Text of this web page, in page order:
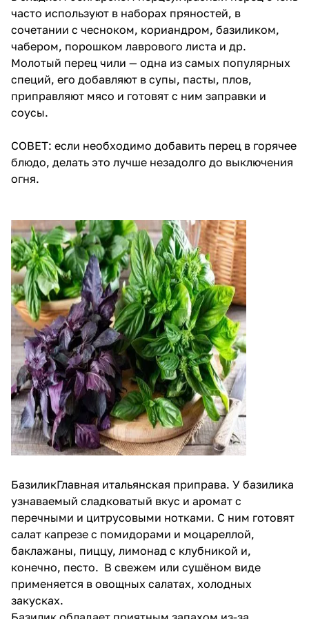
часто используют в наборах пряностей, в
сочетании с чесноком, кориандром, базиликом,
чабером, порошком лаврового листа и др.
Молотый перец чили — одна из самых популярных
специй, его добавляют в супы, пасты, плов,
приправляют мясо и готовят с ним заправки и
соусы.
СОВЕТ: если необходимо добавить перец в горячее
блюдо, делать это лучше незадолго до выключения
огня.
БазиликГлавная итальянская приправа. У базилика
узнаваемый сладковатый вкус и аромат с
перечными и цитрусовыми нотками. С ним готовят
салат капрезе с помидорами и моцареллой,
баклажаны, пиццу, лимонад с клубникой и,
конечно, песто. В свежем или сушёном виде
применяется в овощных салатах, холодных
закусках.